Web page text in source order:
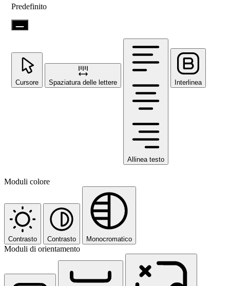
Predefinito
Cursore Spaziatura delle lettere
Allinea testo
Interlinea
Moduli colore
Contrasto Contrasto Monocromatico
Moduli di orientamento